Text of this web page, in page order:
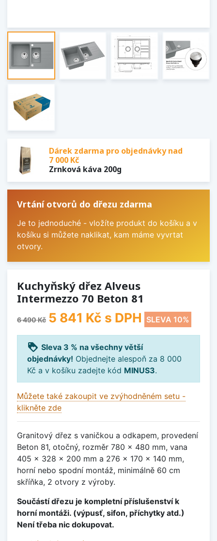
Dárek zdarma pro objednávky nad
7 000 Kč
Zrnková káva 200g
Vrtání otvorů do dřezu zdarma
Je to jednoduché - vložíte produkt do košíku a v
košíku si můžete naklikat, kam máme vyvrtat
otvory.
Kuchyňský dřez Alveus
Intermezzo 70 Beton 81
6 490 Kč 5 841 Kč s DPH SLEVA 10%
loyalty Sleva 3 % na všechny větší
objednávky! Objednejte alespoň za 8 000
Kč a v košíku zadejte kód MINUS3.
Můžete také zakoupit ve zvýhodněném setu -
klikněte zde
Granitový dřez s vaničkou a odkapem, provedení
Beton 81, otočný, rozměr 780 x 480 mm, vana
405 x 328 x 200 mm a 276 x 170 x 140 mm,
horní nebo spodní montáž, minimálně 60 cm
skříňka, 2 otvory z výroby.
Součástí dřezu je kompletní příslušenství k
horní montáži. (výpusť, sifon, příchytky atd.)
Není třeba nic dokupovat.